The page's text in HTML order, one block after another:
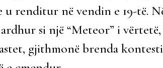
renditur në vendin e 19-të.
si një “Meteor” i
gjithmonë brenda